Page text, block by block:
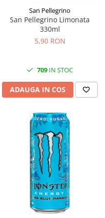
San Pellegrino
San Pellegrino Limonata
330ml
5,90 RON
709 IN STOC
ADAUGA IN COS